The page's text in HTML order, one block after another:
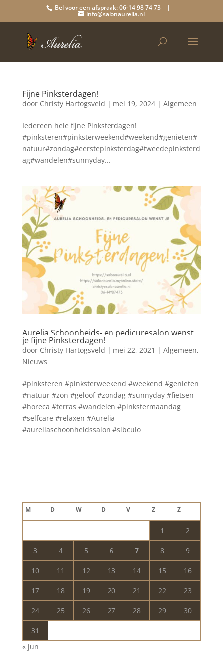
Bel voor een afspraak: 06-14 98 74 73 |
info@salonaurelia.nl
Fijne Pinksterdagen!
door Christy Hartogsveld | mei 19, 2024| Algemeen
Iedereen hele fijne Pinksterdagen!
#pinksteren#pinksterweekend#weekend#genieten#
natuur#zondag#eerstepinksterdag#tweedepinksterd
ag#wandelen#sunnyday...
Aurelia Schoonheids- en pedicuresalon wenst
je fijne Pinksterdagen!
door Christy Hartogsveld | mei 22, 2021 | Algemeen,
Nieuws
#pinksteren #pinksterweekend #weekend #genieten
#natuur #zon #geloof #zondag #sunnyday #fietsen
#horeca #terras #wandelen #pinkstermaandag
#selfcare #relaxen #Aurelia
#aureliaschoonheidssalon #sibculo
M D W D V Z Z
1 2
3 4 5 6 7 8 9
10 11 12 13 14 15 16
17 18 19 20 21 22 23
24 25 26 27 28 29 30
31
« jun